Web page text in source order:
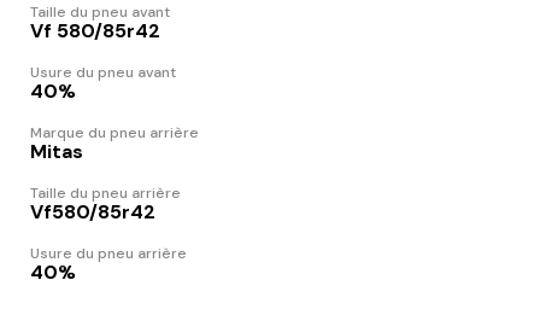
Taille du pneu avant
Vf 580/85r42
Usure du pneu avant
40%
Marque du pneu arrière
Mitas
Taille du pneu arrière
Vf580/85r42
Usure du pneu arrière
40%